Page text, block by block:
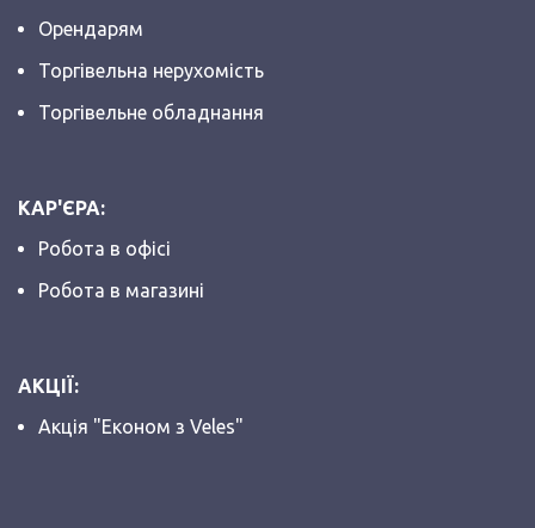
Орендарям
Торгівельна нерухомість
Торгівельне обладнання
КАР'ЄРА:
Робота в офісі
Робота в магазині
АКЦІЇ:
Акція "Економ з Veles"